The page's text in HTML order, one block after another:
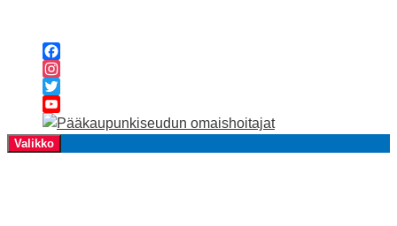
Facebook
Instagram
Twitter
YouTube
Channel
Valikko